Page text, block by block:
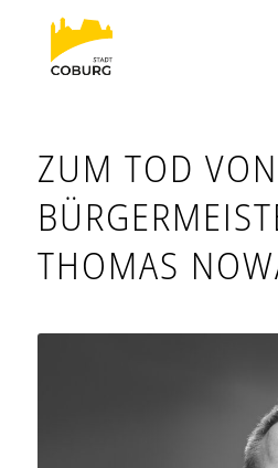
ZUM TOD
THOMAS